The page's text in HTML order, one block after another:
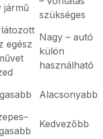
jármű
szükséges
egész
Nagy – autó
külön
használható
Alacsonyabb
Kedvezőbb